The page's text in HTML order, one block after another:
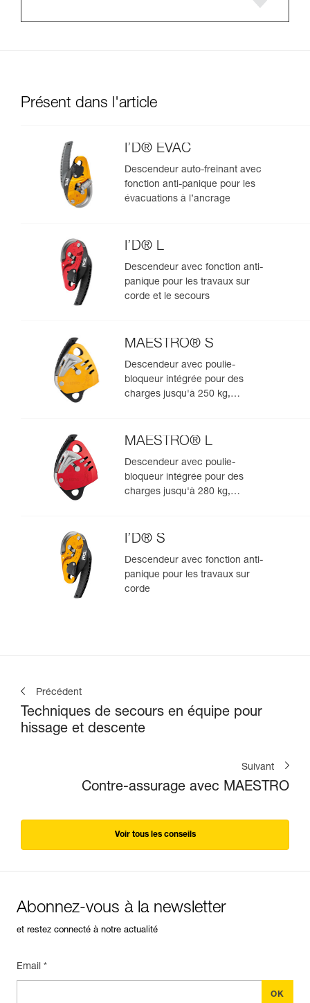
Présent dans l'article
I’D® EVAC
Descendeur auto-freinant avec
fonction anti-panique pour les
évacuations à l’ancrage
I’D® L
Descendeur avec fonction anti-
panique pour les travaux sur
corde et le secours
MAESTRO® S
Descendeur avec poulie-
bloqueur intégrée pour des
charges jusqu'à 250 kg,
MAESTRO® L
Descendeur avec poulie-
bloqueur intégrée pour des
charges jusqu'à 280 kg,
I’D® S
Descendeur avec fonction anti-
panique pour les travaux sur
corde
Précédent
Techniques de secours en équipe pour
hissage et descente
Suivant
Contre-assurage avec MAESTRO
Voir tous les conseils
Abonnez-vous à la newsletter
et restez connecté à notre actualité
Email *